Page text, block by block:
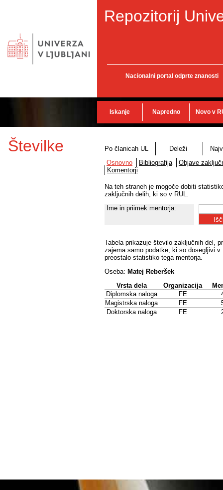
Repozitorij
Nacionalni portal odprte znanosti
Iskanje Napredno Novo v
Številke Po članicah UL Deleži
Osnovno
Bibliografija
Objave
Komentorji
Na teh straneh je mogoče dobiti
zaključnih delih, ki so v RUL.
Ime in priimek mentorja:
Tabela prikazuje število zaključnih del,
zajema samo podatke, ki so dosegljivi
preostalo statistiko tega mentorja.
Oseba: Matej Reberšek
Vrsta dela
Organizacija
Diplomska naloga
FE
Magistrska naloga
FE
Doktorska naloga
FE